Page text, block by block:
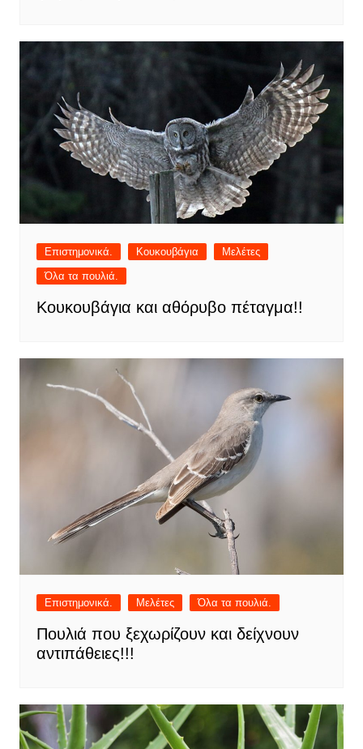
Επιστημονικά. Κουκουβάγια
Μελέτες
Όλα τα πουλιά.
Κουκουβάγια και αθόρυβο πέταγμα!!
Επιστημονικά. Μελέτες Όλα τα πουλιά.
Πουλιά που ξεχωρίζουν και δείχνουν
αντιπάθειες!!!